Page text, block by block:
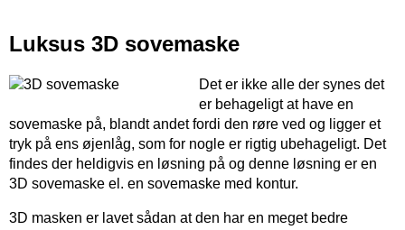
Luksus 3D sovemaske
Det er ikke alle der synes det
er behageligt at have en
sovemaske på, blandt andet fordi den røre ved og ligger et
tryk på ens øjenlåg, som for nogle er rigtig ubehageligt. Det
findes der heldigvis en løsning på og denne løsning er en
3D sovemaske el. en sovemaske med kontur.
3D masken er lavet sådan at den har en meget bedre